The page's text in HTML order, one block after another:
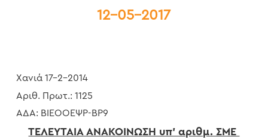
12-05-2017
Χανιά 17-2-2014
Αριθ. Πρωτ.: 1125
ΑΔΑ: ΒΙΕΟΟΕΨΡ-ΒΡ9
ΤΕΛΕΥΤΑΙΑ ΑΝΑΚΟΙΝΩΣΗ υπ’ αριθμ. ΣΜΕ